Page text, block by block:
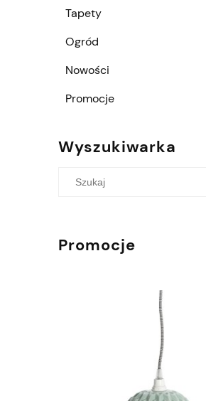
Tapety
Ogród
Nowości
Promocje
Wyszukiwarka
Promocje